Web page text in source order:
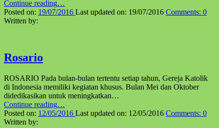
Continue reading“Litani
Santa
…
Posted on: 19/07/2016 Last updated on: 19/07/2016 Comments: 0
Written by:
Rosario
ROSARIO Pada bulan-bulan tertentu setiap tahun, Gereja Katolik
di Indo­nesia memiliki kegiatan khu­sus. Bulan Mei dan Oktober
dide­­dikasikan untuk meningkatkan…
Continue reading“Rosario”
…
Posted on: 12/05/2016 Last updated on: 12/05/2016 Comments: 0
Written by: